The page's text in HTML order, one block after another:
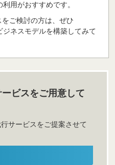
利用がおすすめです。
ご検討の方は、ぜひ
ジネスモデルを構築してみて
ビスをご用意して
サービスをご提案させて